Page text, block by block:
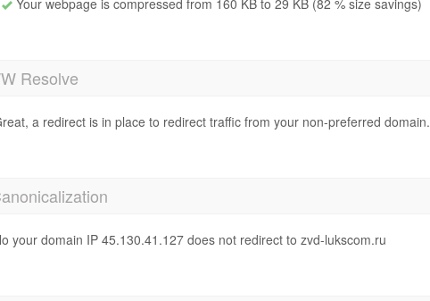
Your webpage is compressed from 160 KB to 29 KB (82 % size savings)
Resolve
a redirect is in place to redirect traffic from your non-preferred domain.
your domain IP 45.130.41.127 does not redirect to zvd-lukscom.ru